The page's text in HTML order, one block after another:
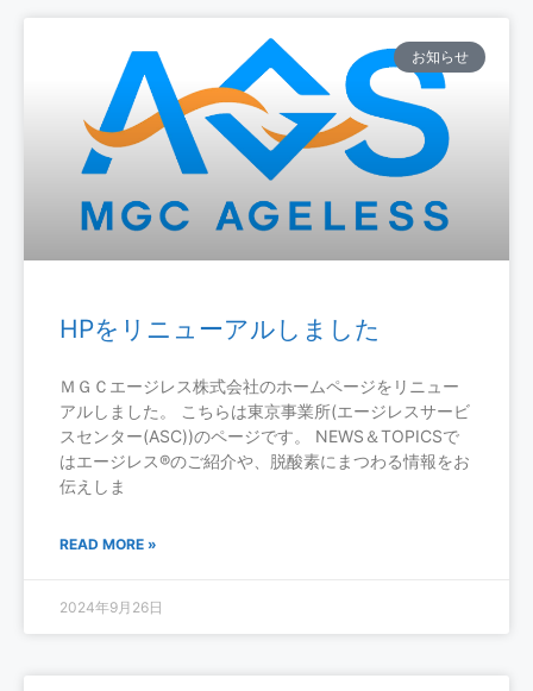
お知らせ
HPをリニューアルしました
ＭＧＣエージレス株式会社のホームページをリニュー
アルしました。 こちらは東京事業所(エージレスサービ
スセンター(ASC))のページです。 NEWS＆TOPICSで
はエージレス®のご紹介や、脱酸素にまつわる情報をお
伝えしま
READ MORE »
2024年9月26日